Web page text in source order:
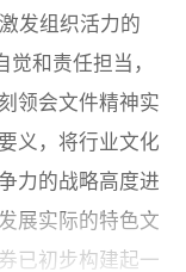
发组织活力的
和责任担当，
领会文件精神实
义，将行业文化
力的战略高度进
展实际的特色文
已初步构建起一